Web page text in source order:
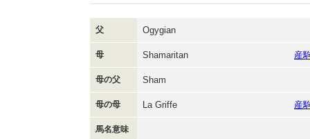
父 Ogygian
母 Shamaritan 産
母の父 Sham
母の母 La Griffe 産
馬名意味